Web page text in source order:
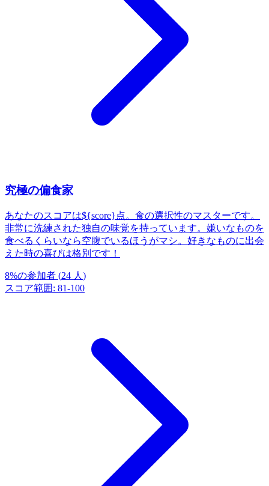
究極の偏食家
あなたのスコアは${score}点。食の選択性のマスターです。
非常に洗練された独自の味覚を持っています。嫌いなものを
食べるくらいなら空腹でいるほうがマシ。好きなものに出会
えた時の喜びは格別です！
8%の参加者 (24 人 )
スコア範囲 : 81-100